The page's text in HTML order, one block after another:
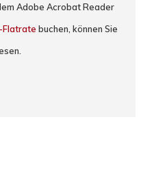
Adobe Acrobat Reader
buchen, können Sie